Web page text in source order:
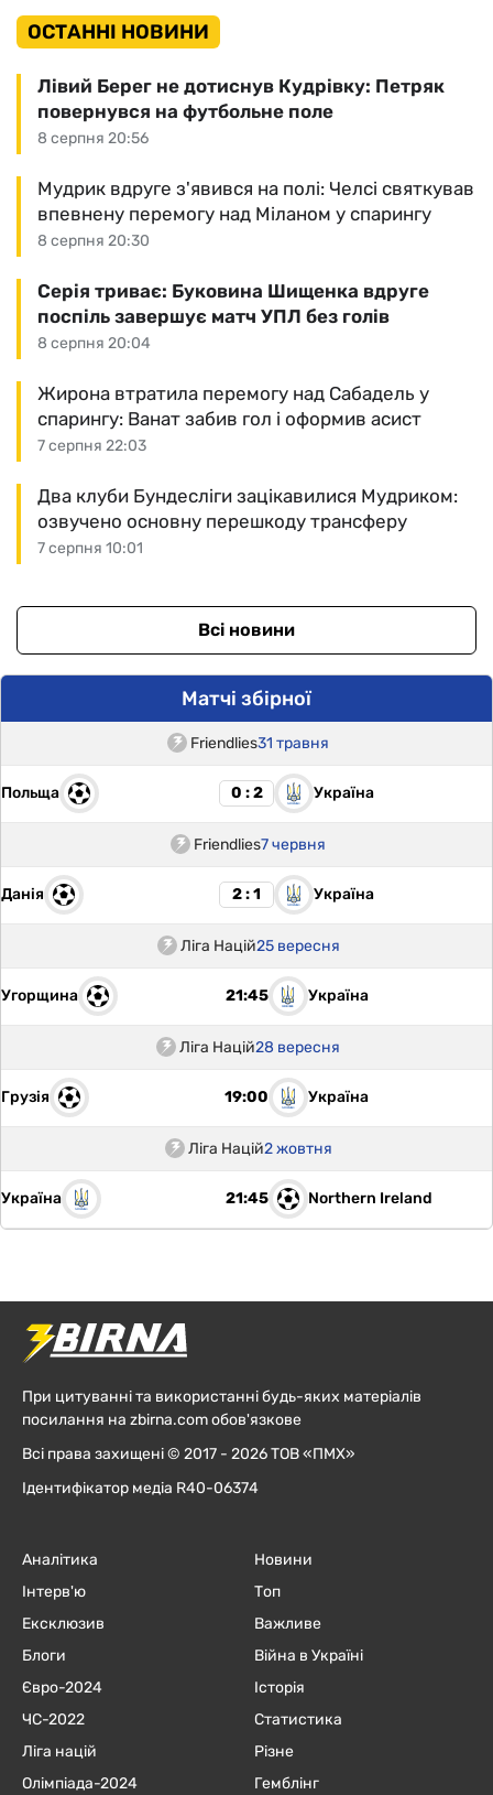
ОСТАННІ НОВИНИ
8 серпня 20:56
Лівий Берег не дотиснув Кудрівку: Петряк
повернувся на футбольне поле
8 серпня 20:30
Мудрик вдруге з'явився на полі: Челсі святкував
впевнену перемогу над Міланом у спарингу
8 серпня 20:04
Серія триває: Буковина Шищенка вдруге
поспіль завершує матч УПЛ без голів
7 серпня 22:03
Жирона втратила перемогу над Сабадель у
спарингу: Ванат забив гол і оформив асист
7 серпня 10:01
Два клуби Бундесліги зацікавилися Мудриком:
озвучено основну перешкоду трансферу
Всі новини
Матчі збірної
Friendlies31 травня
Польща 0 : 2 Україна
Friendlies7 червня
Данія 2 : 1 Україна
Ліга Націй25 вересня
Угорщина 21:45 Україна
Ліга Націй28 вересня
Грузія 19:00 Україна
Ліга Націй2 жовтня
Україна 21:45 Northern Ireland
При цитуванні та використанні будь-яких матеріалів
посилання на zbirna.com обов'язкове
Всі права захищені © 2017 - 2026 ТОВ «ПМХ»
Ідентифікатор медіа R40-06374
Аналітика
Інтерв'ю
Ексклюзив
Блоги
Євро-2024
ЧC-2022
Ліга націй
Олімпіада-2024
Новини
Топ
Важливе
Війна в Україні
Історія
Статистика
Різне
Гемблінг